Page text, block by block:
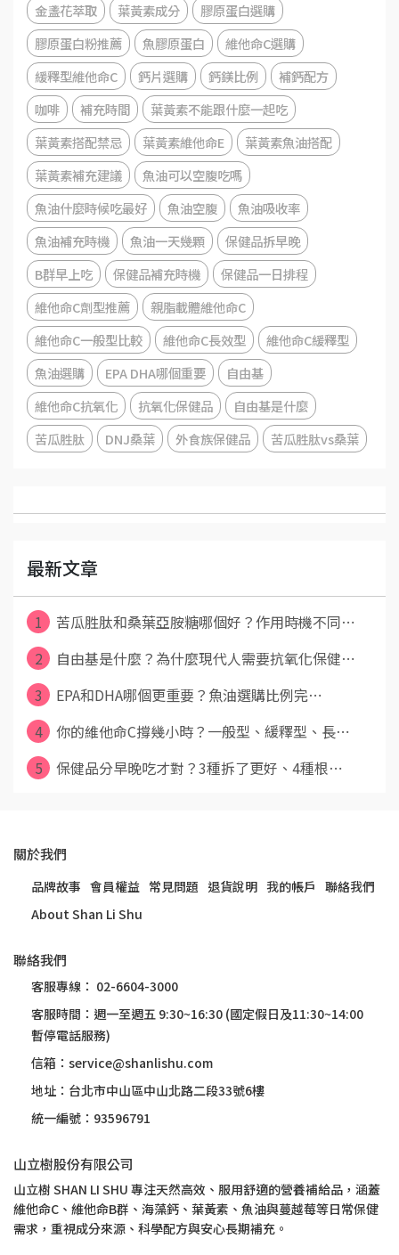
金盞花萃取
葉黃素成分
膠原蛋白選購
膠原蛋白粉推薦
魚膠原蛋白
維他命C選購
緩釋型維他命C
鈣片選購 鈣鎂比例
補鈣配方
咖啡
補充時間
葉黃素不能跟什麼一起吃
葉黃素搭配禁忌
葉黃素維他命E
葉黃素魚油搭配
葉黃素補充建議
魚油可以空腹吃嗎
魚油什麼時候吃最好
魚油空腹
魚油吸收率
魚油補充時機
魚油一天幾顆
保健品拆早晚
B群早上吃
保健品補充時機
保健品一日排程
維他命C劑型推薦
親脂載體維他命C
維他命C一般型比較
維他命C長效型
維他命C緩釋型
魚油選購
EPA DHA哪個重要
自由基
維他命C抗氧化
抗氧化保健品
自由基是什麼
苦瓜胜肽
DNJ桑葉 外食族保健品 苦瓜胜肽vs桑葉
最新文章
1
苦瓜胜肽和桑葉亞胺糖哪個好？作用時機不同⋯
2
自由基是什麼？為什麼現代人需要抗氧化保健⋯
3
EPA和DHA哪個更重要？魚油選購比例完⋯
4
你的維他命C撐幾小時？一般型、緩釋型、長⋯
5
保健品分早晚吃才對？3種拆了更好、4種根⋯
關於我們
品牌故事 會員權益 常見問題 退貨說明 我的帳戶 聯絡我們
About Shan Li Shu
聯絡我們
客服專線： 02-6604-3000
客服時間：週一至週五 9:30~16:30 (國定假日及11:30~14:00
暫停電話服務)
信箱：service@shanlishu.com
地址：台北市中山區中山北路二段33號6樓
統一編號：93596791
山立樹股份有限公司
山立樹 SHAN LI SHU 專注天然高效、服用舒適的營養補給品，涵蓋
維他命C、維他命B群、海藻鈣、葉黃素、魚油與蔓越莓等日常保健
需求，重視成分來源、科學配方與安心長期補充。